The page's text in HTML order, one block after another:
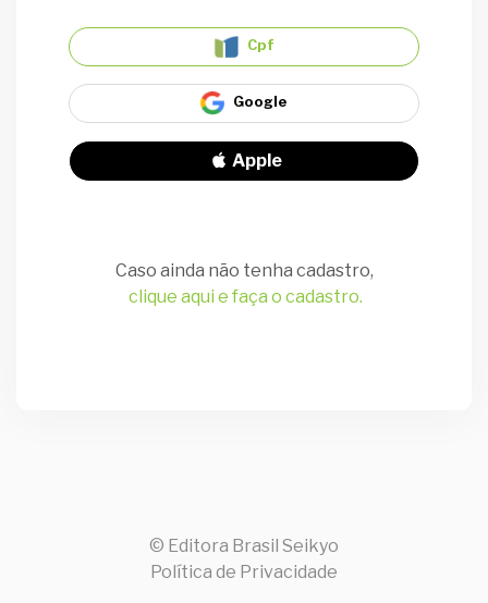
Cpf
Google
Apple
Caso ainda não tenha cadastro,
clique aqui e faça o cadastro.
© Editora Brasil Seikyo
Política de Privacidade